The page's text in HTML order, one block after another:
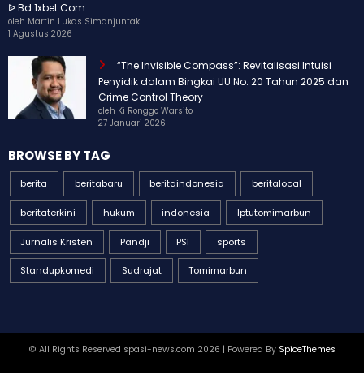
ᐉ Bd 1xbet Com
oleh Martin Lukas Simanjuntak
1 Agustus 2026
“The Invisible Compass”: Revitalisasi Intuisi
Penyidik dalam Bingkai UU No. 20 Tahun 2025 dan
Crime Control Theory
oleh Ki Ronggo Warsito
27 Januari 2026
BROWSE BY TAG
berita beritabaru beritaindonesia beritalocal
beritaterkini hukum indonesia Iptutomimarbun
Jurnalis Kristen Pandji PSI sports
Standupkomedi Sudrajat Tomimarbun
© All Rights Reserved spasi-news.com 2026 | Powered By SpiceThemes